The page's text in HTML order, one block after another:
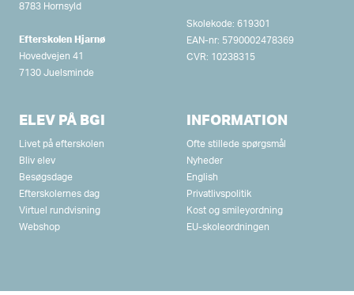
8783 Hornsyld
Efterskolen Hjarnø
Hovedvejen 41
7130 Juelsminde
Skolekode: 619301
EAN-nr: 5790002478369
CVR: 10238315
ELEV PÅ BGI
Livet på efterskolen
Bliv elev
Besøgsdage
Efterskolernes dag
Virtuel rundvisning
Webshop
INFORMATION
Ofte stillede spørgsmål
Nyheder
English
Privatlivspolitik
Kost og smileyordning
EU-skoleordningen